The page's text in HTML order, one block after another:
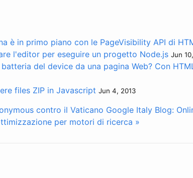
è in primo piano con le PageVisibility API di
l'editor per eseguire un progetto Node.js Jun
del device da una pagina Web? Con
files ZIP in Javascript Jun 4, 2013
contro il Vaticano Google Italy Blog:
per motori di ricerca »